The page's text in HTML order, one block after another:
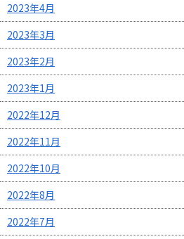
2023年4月
2023年3月
2023年2月
2023年1月
2022年12月
2022年11月
2022年10月
2022年8月
2022年7月